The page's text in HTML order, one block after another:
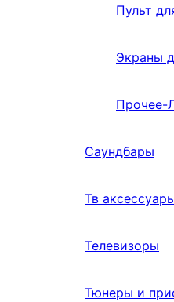
Пульт
Экраны
Прочее-
Саундбары
Тв
Телевизоры
Тюнеры и